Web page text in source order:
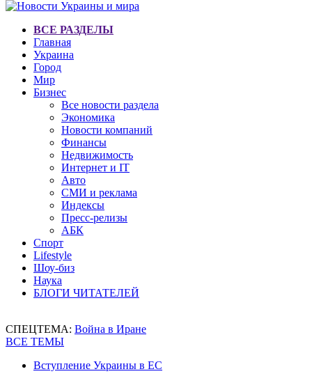
ВСЕ РАЗДЕЛЫ
Главная
Украина
Город
Мир
Бизнес
Все новости раздела
Экономика
Новости компаний
Финансы
Недвижимость
Интернет и IT
Авто
СМИ и реклама
Индексы
Пресс-релизы
АБК
Спорт
Lifestyle
Шоу-биз
Наука
БЛОГИ ЧИТАТЕЛЕЙ
СПЕЦТЕМА: Война в Иране
ВСЕ ТЕМЫ
Вступление Украины в ЕС